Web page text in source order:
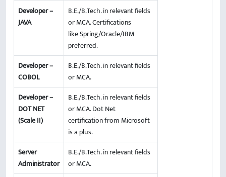
Developer –
JAVA
B.E./B.Tech. in relevant fields
or MCA. Certifications
like Spring/Oracle/IBM
preferred.
Developer –
COBOL
B.E./B.Tech. in relevant fields
or MCA.
Developer –
DOT NET
(Scale II)
B.E./B.Tech. in relevant fields
or MCA. Dot Net
certification from Microsoft
is a plus.
Server
Administrator
B.E./B.Tech. in relevant fields
or MCA.